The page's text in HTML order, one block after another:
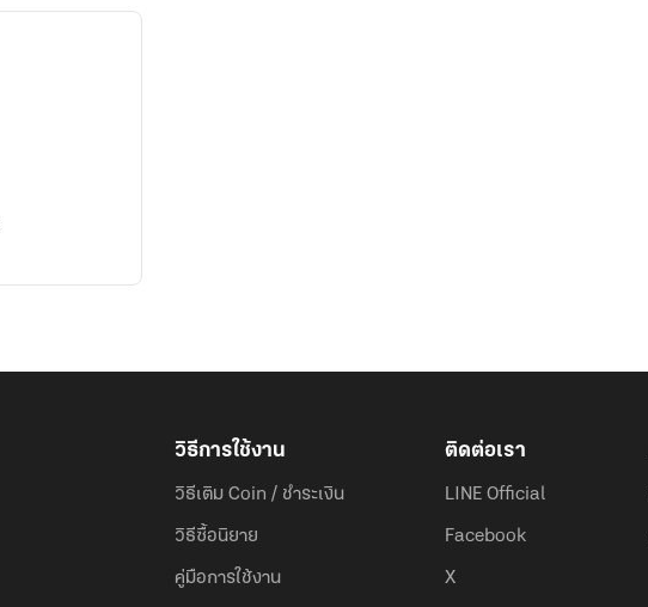
วิธีการใช้งาน
วิธีเติม Coin / ชำระเงิน
วิธีซื้อนิยาย
คู่มือการใช้งาน
ติดต่อเรา
LINE Official
Facebook
X